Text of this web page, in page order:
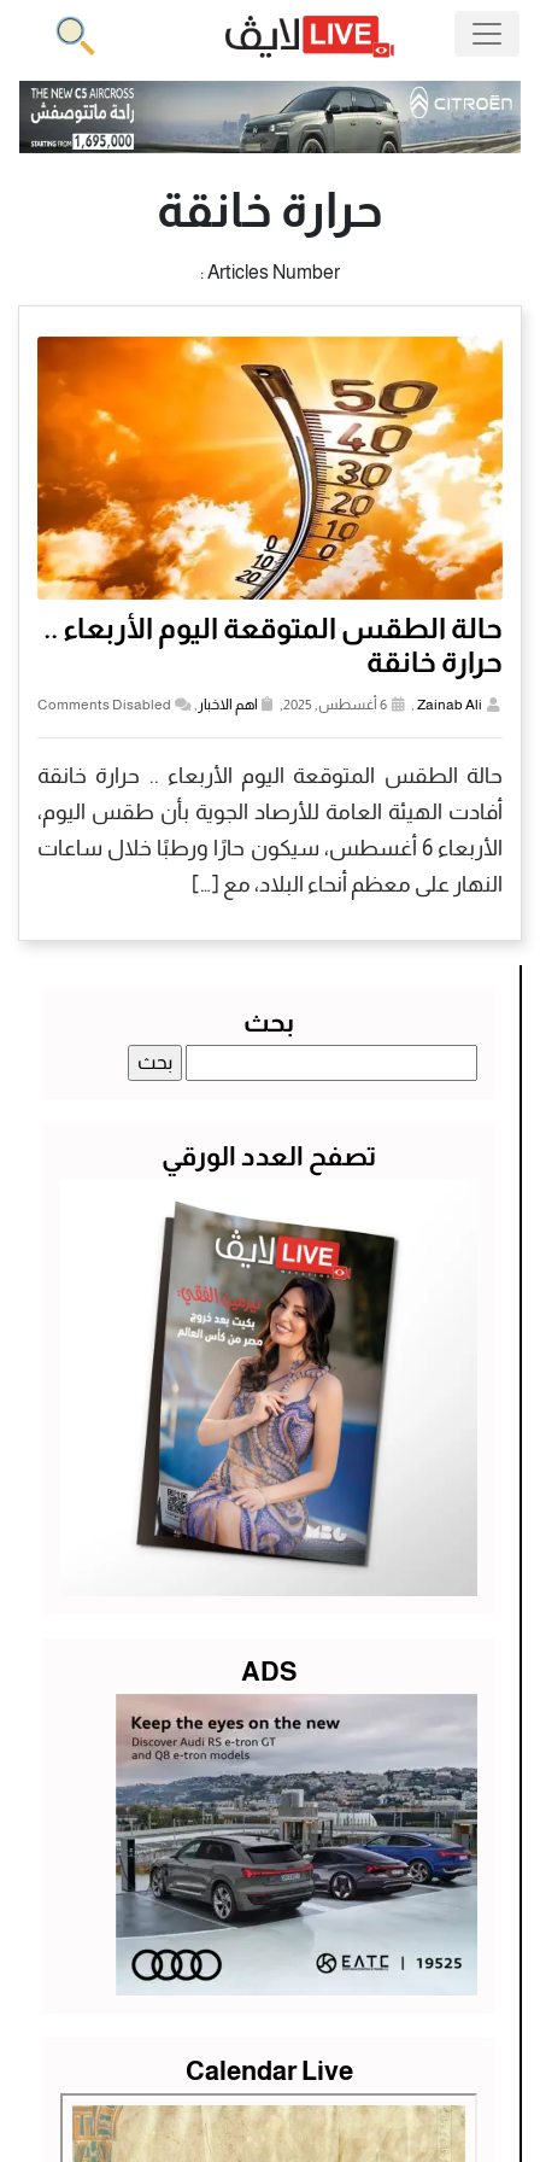
حرارة خانقة
Articles Number :
حالة الطقس المتوقعة اليوم الأربعاء ..
حرارة خانقة
Zainab Ali اهم الاخبار Comments Disabled
حالة الطقس المتوقعة اليوم الأربعاء .. حرارة خانقة
أفادت الهيئة العامة للأرصاد الجوية بأن طقس اليوم،
الأربعاء 6 أغسطس، سيكون حارًا ورطبًا خلال ساعات
النهار على معظم أنحاء البلاد، مع […]
بحث
عن:
تصفح العدد الورقي
ADS
Calendar Live